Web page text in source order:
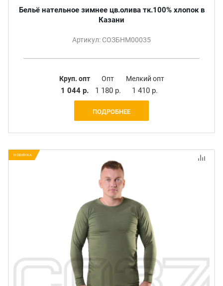
Бельё нательное зимнее цв.олива тк.100% хлопок в
Казани
Артикул: СОЗБНМ00035
Круп. опт
1 044 р.
Опт
1 180 р.
Мелкий опт
1 410 р.
ПОДРОБНЕЕ
НОВИНКА